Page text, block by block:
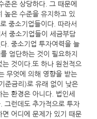
준은 상당하다. 그 때문에
높은 수준을 유지하고 있
중소기업들이다. 따라서
중소기업들이 세금부담
. 중소기업 투자여력을 늘
엄단하는 것이 필요하지
것이다.또 하나 원천적으
무엇에 의해 영향을 받는
준금리)로 유래 없이 낮은
환경은 아니다. 법인세
그런데도 추가적으로 투자
어디에 문제가 있기 때문